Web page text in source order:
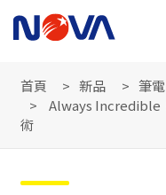
首頁 新品
筆電
Always Incredible
術